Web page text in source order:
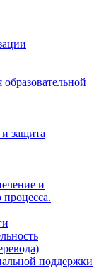
защита
и
процесса.
поддержки